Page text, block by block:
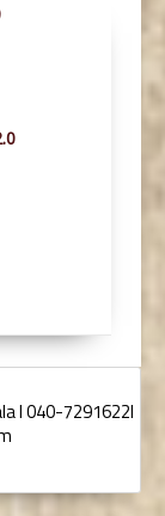
I 040-7291622I